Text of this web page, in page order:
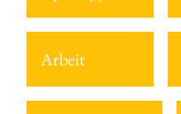
Arbeit